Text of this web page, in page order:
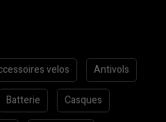
velos Antivols
Batterie Casques